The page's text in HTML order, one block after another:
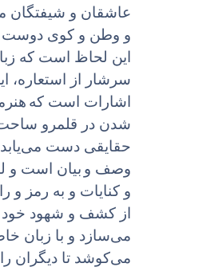
عاشقان و شیفتگان
و وطن و کوى دوست
این لحاظ است که
سرشار از استعاره،
اشارات است که
شدن در قلمرو
حقایقى دست می‌یابد
وصف و بیان است و
و کنایات و به رمز و
از کشف و شهود خود
می‌سازد و با زبان
می‌کوشد تا دیگران را